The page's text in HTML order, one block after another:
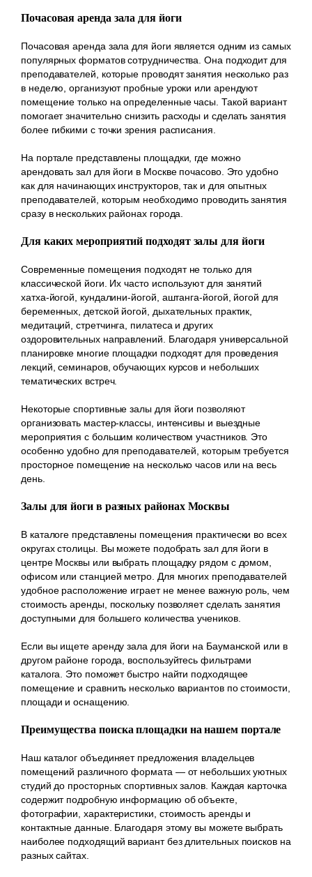
Почасовая аренда зала для йоги
Почасовая аренда зала для йоги является одним из самых
популярных форматов сотрудничества. Она подходит для
преподавателей, которые проводят занятия несколько раз
в неделю, организуют пробные уроки или арендуют
помещение только на определенные часы. Такой вариант
помогает значительно снизить расходы и сделать занятия
более гибкими с точки зрения расписания.
На портале представлены площадки, где можно
арендовать зал для йоги в Москве почасово. Это удобно
как для начинающих инструкторов, так и для опытных
преподавателей, которым необходимо проводить занятия
сразу в нескольких районах города.
Для каких мероприятий подходят залы для йоги
Современные помещения подходят не только для
классической йоги. Их часто используют для занятий
хатха-йогой, кундалини-йогой, аштанга-йогой, йогой для
беременных, детской йогой, дыхательных практик,
медитаций, стретчинга, пилатеса и других
оздоровительных направлений. Благодаря универсальной
планировке многие площадки подходят для проведения
лекций, семинаров, обучающих курсов и небольших
тематических встреч.
Некоторые спортивные залы для йоги позволяют
организовать мастер-классы, интенсивы и выездные
мероприятия с большим количеством участников. Это
особенно удобно для преподавателей, которым требуется
просторное помещение на несколько часов или на весь
день.
Залы для йоги в разных районах Москвы
В каталоге представлены помещения практически во всех
округах столицы. Вы можете подобрать зал для йоги в
центре Москвы или выбрать площадку рядом с домом,
офисом или станцией метро. Для многих преподавателей
удобное расположение играет не менее важную роль, чем
стоимость аренды, поскольку позволяет сделать занятия
доступными для большего количества учеников.
Если вы ищете аренду зала для йоги на Бауманской или в
другом районе города, воспользуйтесь фильтрами
каталога. Это поможет быстро найти подходящее
помещение и сравнить несколько вариантов по стоимости,
площади и оснащению.
Преимущества поиска площадки на нашем портале
Наш каталог объединяет предложения владельцев
помещений различного формата — от небольших уютных
студий до просторных спортивных залов. Каждая карточка
содержит подробную информацию об объекте,
фотографии, характеристики, стоимость аренды и
контактные данные. Благодаря этому вы можете выбрать
наиболее подходящий вариант без длительных поисков на
разных сайтах.